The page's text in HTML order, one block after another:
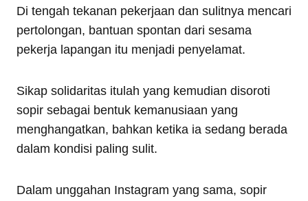
Di tengah tekanan pekerjaan dan sulitnya mencari
pertolongan, bantuan spontan dari sesama
pekerja lapangan itu menjadi penyelamat.
Sikap solidaritas itulah yang kemudian disoroti
sopir sebagai bentuk kemanusiaan yang
menghangatkan, bahkan ketika ia sedang berada
dalam kondisi paling sulit.
Dalam unggahan Instagram yang sama, sopir